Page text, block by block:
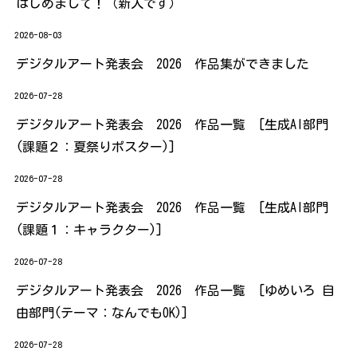
はじめまして！（新人です）
2026-08-03
デジタルアート発表会 2026 作品集ができました
2026-07-28
デジタルアート発表会 2026 作品一覧 [生成AI部門
(課題２：夏祭りポスター)]
2026-07-28
デジタルアート発表会 2026 作品一覧 [生成AI部門
(課題１：キャラクター)]
2026-07-28
デジタルアート発表会 2026 作品一覧 [ゆめいろ 自
由部門(テーマ：なんでもOK)]
2026-07-28